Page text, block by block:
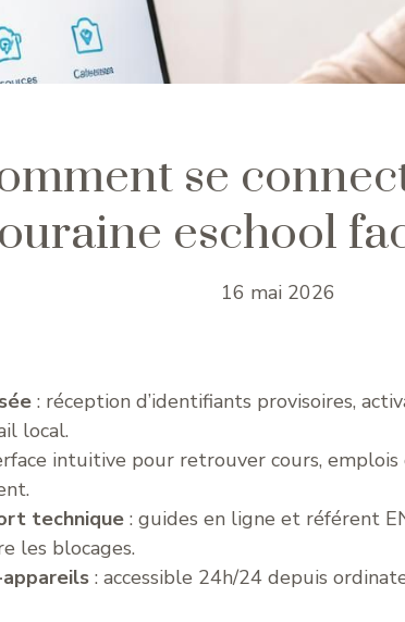
se
eschool
16 mai 2026
: réception d’identifiants provisoires,
local.
intuitive pour retrouver cours,
technique : guides en ligne et référent
les blocages.
: accessible 24h/24 depuis